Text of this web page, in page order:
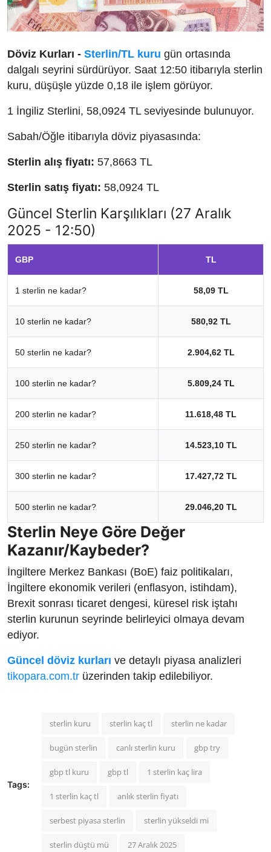
Döviz Kurları - Sterlin/TL kuru gün ortasında
dalgalı seyrini sürdürüyor. Saat 12:50 itibarıyla sterlin
kuru, düşüşle yüzde 0,18 ile işlem görüyor.
1 İngiliz Sterlini, 58,0924 TL seviyesinde bulunuyor.
Sabah/Öğle itibarıyla döviz piyasasında:
Sterlin alış fiyatı: 57,8663 TL
Sterlin satış fiyatı: 58,0924 TL
Güncel Sterlin Karşılıkları (27 Aralık
2025 - 12:50)
GBP TL
1 sterlin ne kadar? 58,09 TL
10 sterlin ne kadar? 580,92 TL
50 sterlin ne kadar? 2.904,62 TL
100 sterlin ne kadar? 5.809,24 TL
200 sterlin ne kadar? 11.618,48 TL
250 sterlin ne kadar? 14.523,10 TL
300 sterlin ne kadar? 17.427,72 TL
500 sterlin ne kadar? 29.046,20 TL
Sterlin Neye Göre Değer
Kazanır/Kaybeder?
İngiltere Merkez Bankası (BoE) faiz politikaları,
İngiltere ekonomik verileri (enflasyon, istihdam),
Brexit sonrası ticaret dengesi, küresel risk iştahı
sterlin kurunun seyrinde belirleyici olmaya devam
ediyor.
Güncel döviz kurları ve detaylı piyasa analizleri
tikopara.com.tr üzerinden takip edilebiliyor.
Tags:
sterlin kuru sterlin kaç tl sterlin ne kadar
bugün sterlin canlı sterlin kuru gbp try
gbp tl kuru gbp tl 1 sterlin kaç lira
1 sterlin kaç tl anlık sterlin fiyatı
serbest piyasa sterlin sterlin yükseldi mi
sterlin düştü mü 27 Aralık 2025